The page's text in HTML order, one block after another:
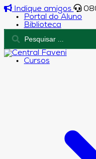
Indique amigos
Portal do Aluno
Biblioteca
Cursos